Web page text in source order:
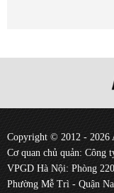
Copyright © 2012 - 2026
Cơ quan chủ quản: Công
VPGD Hà Nội: Phòng
Phường Mễ Trì - Quận